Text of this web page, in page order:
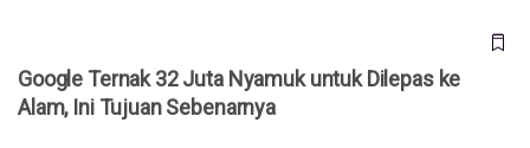
Google Ternak 32 Juta Nyamuk untuk Dilepas ke
Alam, Ini Tujuan Sebenarnya